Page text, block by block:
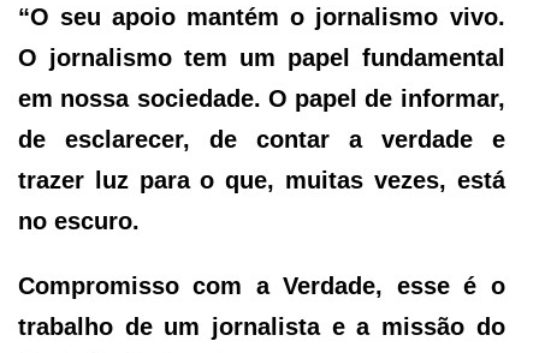
“O seu apoio mantém o jornalismo vivo.
O jornalismo tem um papel fundamental
em nossa sociedade. O papel de informar,
de esclarecer, de contar a verdade e
trazer luz para o que, muitas vezes, está
no escuro.
Compromisso com a Verdade, esse é o
trabalho de um jornalista e a missão do